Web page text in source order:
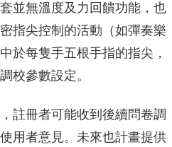
並無溫度及力回饋功能，也
指尖控制的活動（如彈奏樂
於每隻手五根手指的指尖，
校參數設定。
註冊者可能收到後續問卷調
用者意見。未來也計畫提供